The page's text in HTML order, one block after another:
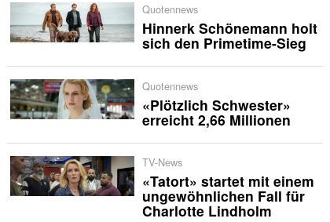
Quotennews
Hinnerk Schönemann holt
sich den Primetime-Sieg
Quotennews
«Plötzlich Schwester»
erreicht 2,66 Millionen
TV-News
«Tatort» startet mit einem
ungewöhnlichen Fall für
Charlotte Lindholm